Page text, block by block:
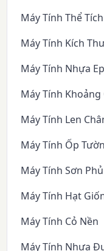
Máy Tính Thể
Máy Tính Kích
Máy Tính Nhựa
Máy Tính Khoảng
Máy Tính Len
Máy Tính Ốp
Máy Tính Sơn
Máy Tính Hạt
Máy Tính Cỏ Nền
Máy Tính Nhựa